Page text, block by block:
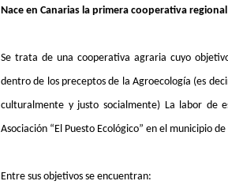
Nace en Canarias la primera cooperativa
Se trata de una cooperativa agraria cuyo
dentro de los preceptos de la Agroecología (es
culturalmente y justo socialmente) La labor de
Asociación “El Puesto Ecológico” en el municipio
Entre sus objetivos se encuentran: